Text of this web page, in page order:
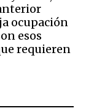
ocupación
esos
requieren